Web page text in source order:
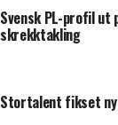
Svensk PL-profil ut
skrekktakling
Stortalent fikset